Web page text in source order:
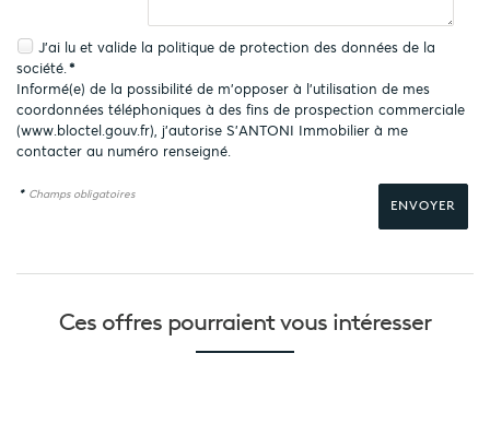
J'ai lu et valide la politique de protection des données de la
société.*
Informé(e) de la possibilité de m'opposer à l'utilisation de mes
coordonnées téléphoniques à des fins de prospection commerciale
(www.bloctel.gouv.fr), j'autorise S'ANTONI Immobilier à me
contacter au numéro renseigné.
* Champs obligatoires
Ces offres pourraientvous intéresser